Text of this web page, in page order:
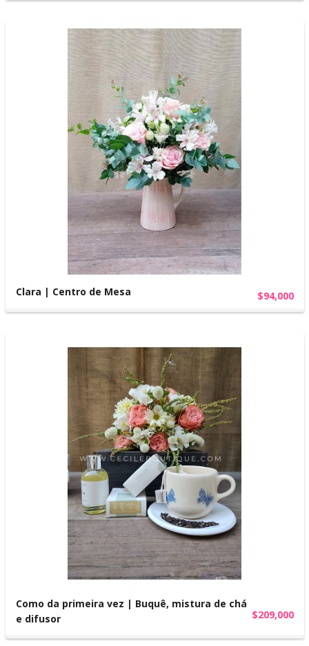
Clara | Centro de Mesa $94,000
Como da primeira vez | Buquê, mistura de chá
e difusor
$209,000